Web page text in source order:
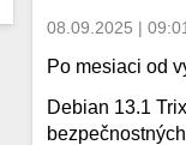
08.09.2025 | 09:01
Po mesiaci od
Debian 13.1